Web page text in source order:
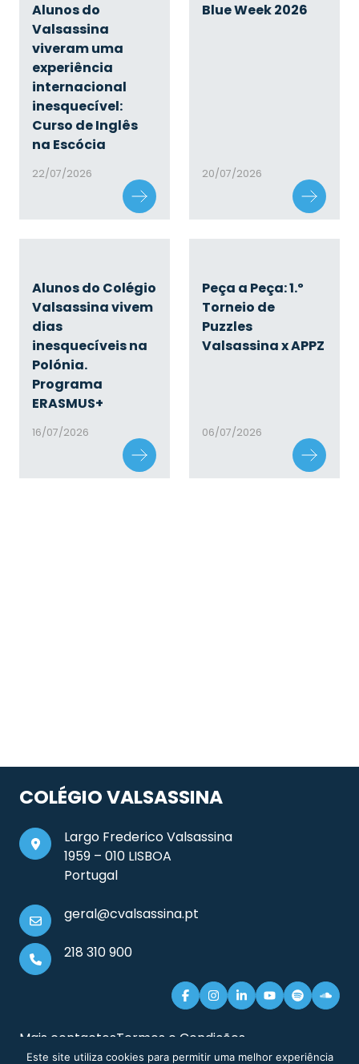
Alunos do
Valsassina
viveram uma
experiência
internacional
inesquecível:
Curso de Inglês
na Escócia
22/07/2026
Blue Week 2026
20/07/2026
Alunos do Colégio
Valsassina vivem
dias
inesquecíveis na
Polónia.
Programa
ERASMUS+
16/07/2026
Peça a Peça: 1.º
Torneio de
Puzzles
Valsassina x APPZ
06/07/2026
COLÉGIO VALSASSINA
Largo Frederico Valsassina
1959 – 010 LISBOA
Portugal
geral@cvalsassina.pt
218 310 900
Mais contactosTermos e Condições
Documentos e Informação LegalSitemap
Este site utiliza cookies para permitir uma melhor experiência